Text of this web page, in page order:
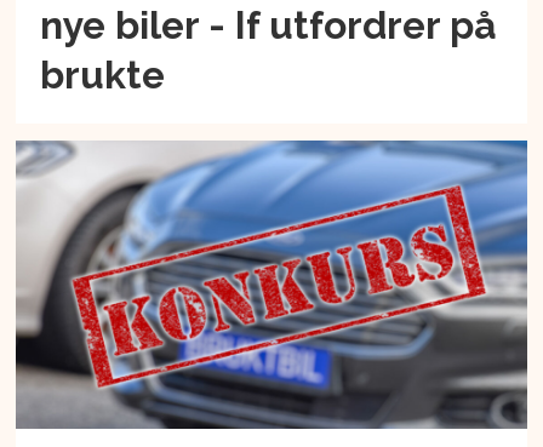
nye biler - If utfordrer på
brukte